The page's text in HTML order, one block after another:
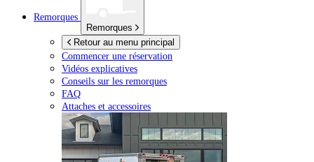
Remorques
Remorques
Retour au menu principal
Commencer une réservation
Vidéos explicatives
Conseils sur les remorques
FAQ
Attaches et accessoires